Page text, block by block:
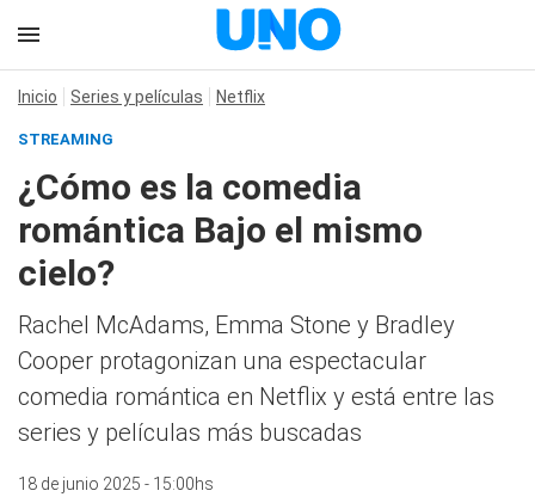
Inicio Series y películas Netflix
STREAMING
¿Cómo es la comedia
romántica Bajo el mismo
cielo?
Rachel McAdams, Emma Stone y Bradley
Cooper protagonizan una espectacular
comedia romántica en Netflix y está entre las
series y películas más buscadas
18 de junio 2025 - 15:00hs